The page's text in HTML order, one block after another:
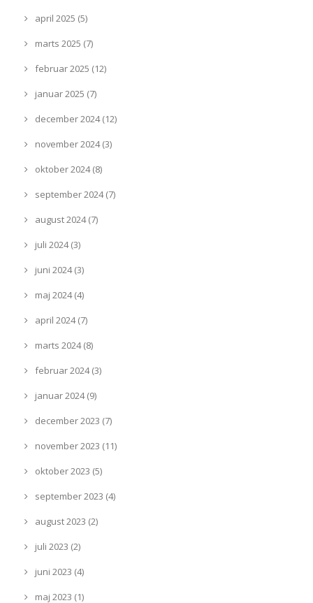
april 2025 (5)
marts 2025 (7)
februar 2025 (12)
januar 2025 (7)
december 2024 (12)
november 2024 (3)
oktober 2024 (8)
september 2024 (7)
august 2024 (7)
juli 2024 (3)
juni 2024 (3)
maj 2024 (4)
april 2024 (7)
marts 2024 (8)
februar 2024 (3)
januar 2024 (9)
december 2023 (7)
november 2023 (11)
oktober 2023 (5)
september 2023 (4)
august 2023 (2)
juli 2023 (2)
juni 2023 (4)
maj 2023 (1)